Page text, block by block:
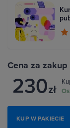
Cena za
230zł
KUP W PAKIECIE